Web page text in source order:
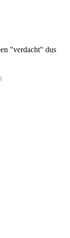
"verdacht" dus